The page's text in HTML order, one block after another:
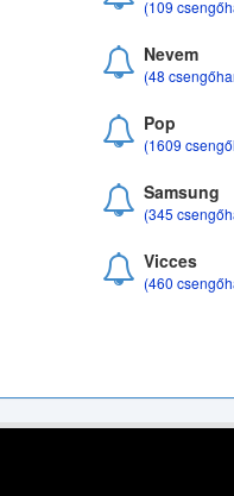
(109
Nevem
(48
Pop
(1609
Samsung
(345
Vicces
(460